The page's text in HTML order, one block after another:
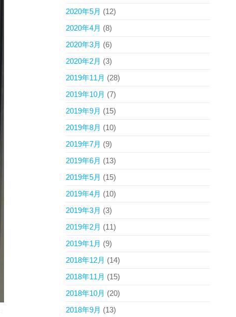
2020年5月 (12)
2020年4月 (8)
2020年3月 (6)
2020年2月 (3)
2019年11月 (28)
2019年10月 (7)
2019年9月 (15)
2019年8月 (10)
2019年7月 (9)
2019年6月 (13)
2019年5月 (15)
2019年4月 (10)
2019年3月 (3)
2019年2月 (11)
2019年1月 (9)
2018年12月 (14)
2018年11月 (15)
2018年10月 (20)
2018年9月 (13)